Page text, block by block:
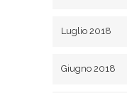
Luglio 2018
Giugno 2018